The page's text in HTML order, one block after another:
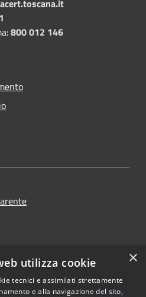
800 012 146
×
utilizza cookie
tecnici e assimilati strettamente
e alla navigazione del sito,